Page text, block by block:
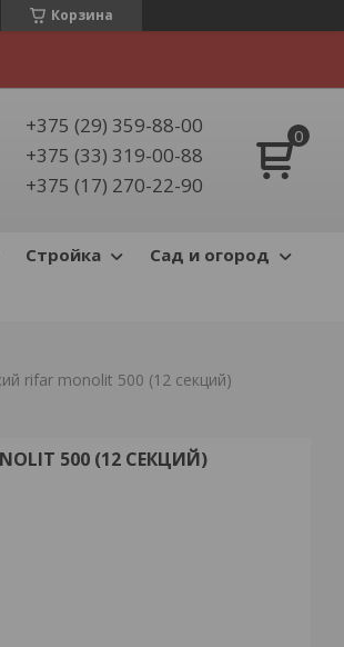
Корзина
+375 (29) 359-88-00
+375 (33) 319-00-88
+375 (17) 270-22-90
Стройка
Сад и огород
rifar monolit 500 (12 секций)
500 (12 СЕКЦИЙ)